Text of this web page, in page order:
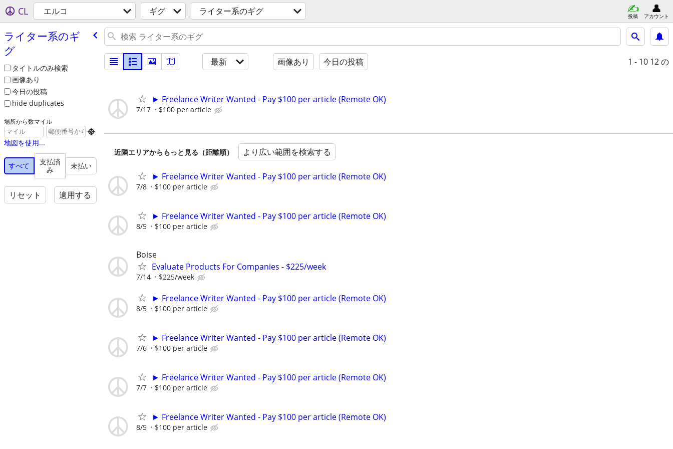
CL エルコ ギグ ライター系のギグ 投稿 アカウント
ライター系のギ
グ
タイトルのみ検索
画像あり
今日の投稿
hide duplicates
場所から数マイル

地図を使用...
すべて
支払済
み
未払い
リセット 適用する
最新 画像あり 今日の投稿 1 - 10 12 の
► Freelance Writer Wanted - Pay $100 per article (Remote OK)
7/17 $100 per article
近隣エリアからもっと見る（距離順） より広い範囲を検索する
► Freelance Writer Wanted - Pay $100 per article (Remote OK)
7/8 $100 per article
► Freelance Writer Wanted - Pay $100 per article (Remote OK)
8/5 $100 per article
Boise
Evaluate Products For Companies - $225/week
7/14 $225/week
► Freelance Writer Wanted - Pay $100 per article (Remote OK)
8/5 $100 per article
► Freelance Writer Wanted - Pay $100 per article (Remote OK)
7/6 $100 per article
► Freelance Writer Wanted - Pay $100 per article (Remote OK)
7/7 $100 per article
► Freelance Writer Wanted - Pay $100 per article (Remote OK)
8/5 $100 per article